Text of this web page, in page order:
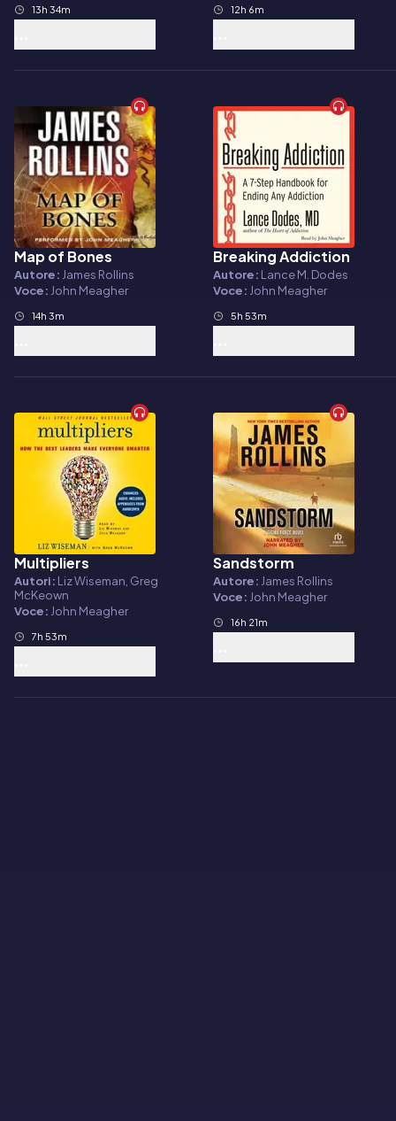
13h 34m 12h 6m
Audiolibro
Map of Bones
Autore: James Rollins
Voce: John Meagher
14h 3m
Audiolibro
Breaking Addiction
Autore: Lance M. Dodes
Voce: John Meagher
5h 53m
Audiolibro
Multipliers
Autori: Liz Wiseman, Greg
McKeown
Voce: John Meagher
7h 53m
Audiolibro
Sandstorm
Autore: James Rollins
Voce: John Meagher
16h 21m